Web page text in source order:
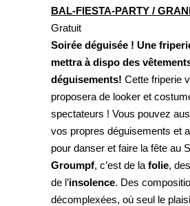
BAL-FIESTA-PARTY /
Gratuit
Soirée déguisée ! Une
mettra à dispo des
déguisements! Cette friperie
proposera de looker et
spectateurs ! Vous pouvez
vos propres déguisements et
pour danser et faire la fête au
Groumpf, c’est de la folie, des
de l’insolence. Des
décomplexées, où seul le